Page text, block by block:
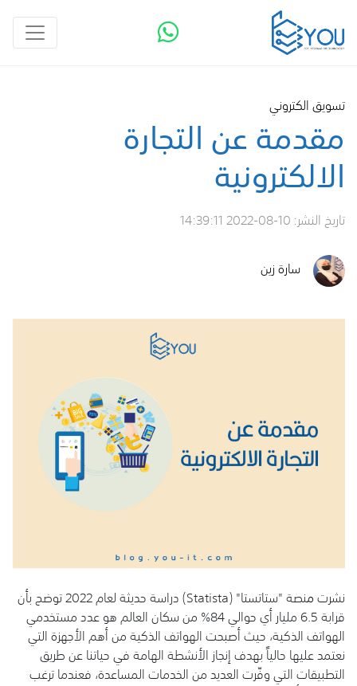
تسويق الكتروني
مقدمة عن التجارة
الالكترونية
تاريخ النشر:2022-08-10 14:39:11
سارة زين
نشرتم نصة "ستاتستا" (Statista) دراسة حديثة لعام 2022 توضح بأن
قرابة 6.5 مليار أي حوالي 84% من سكان العالم هو عدد مستخدمي
الهواتف الذكية، حيث أصبحت الهواتف الذكية من أهم الأجهزة التي
نعتمد عليها حالياً بهدف إنجاز الأنشطة الهامة في حياتنا عن طريق
التطبيقات التي وفّرت العديد من الخدمات المساعدة، فعندما ترغب